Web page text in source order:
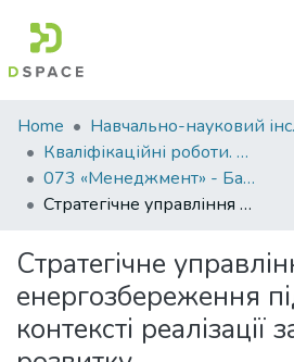
Communities
&
Collections
All of DSpace
Statistics
Home
Навчально-
Кваліфікаційні роботи. ННІ економіки, управління, права та ІТ
073 «Менеджмент» - Бакалаври 2024-2025
Стратегічне управління процесами енергозбереження підприємства в контексті реалізації засад сталого розвитку
Стратегічне
енергозбереження
контексті реалізації